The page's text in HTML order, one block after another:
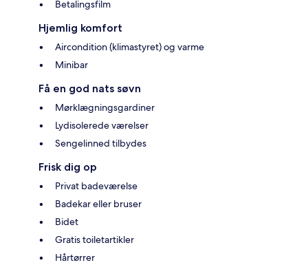
Betalingsfilm
Hjemlig komfort
Aircondition (klimastyret) og varme
Minibar
Få en god nats søvn
Mørklægningsgardiner
Lydisolerede værelser
Sengelinned tilbydes
Frisk dig op
Privat badeværelse
Badekar eller bruser
Bidet
Gratis toiletartikler
Hårtørrer